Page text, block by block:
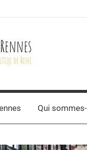
Qui